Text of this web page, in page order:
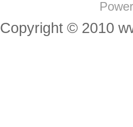
Copyright © 2010